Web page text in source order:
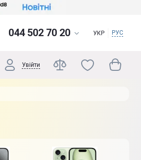
044 502 70 20 УКР РУС
Увійти